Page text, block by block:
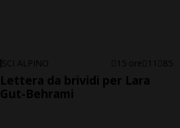
SCI ALPINO 15 ore 11 85
Lettera da brividi per Lara
Gut-Behrami